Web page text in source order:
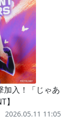
加入！「じゃあ
2026.05.11 11:05